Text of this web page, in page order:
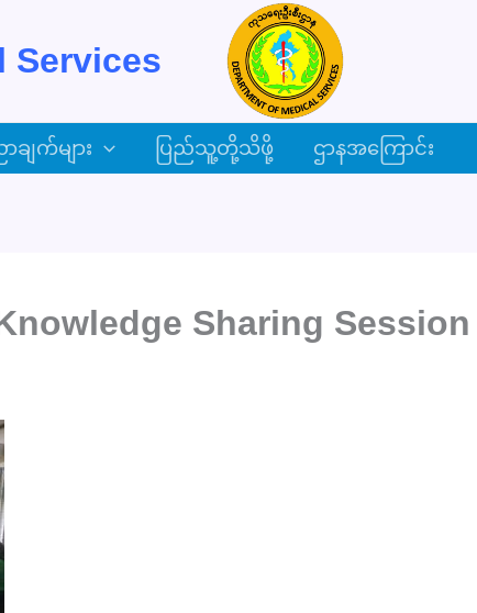
Services
ျက်များ ပြည်သူ့တို့သိဖို့ ဌာနအကြောင်း
Sharing